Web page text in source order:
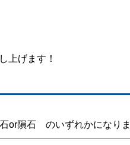
上げます！
or隕石 のいずれかになり